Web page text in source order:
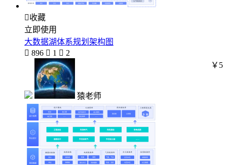
收藏
立即使用
大数据湖体系规划架构图
 896  1  2
猿老师
￥5